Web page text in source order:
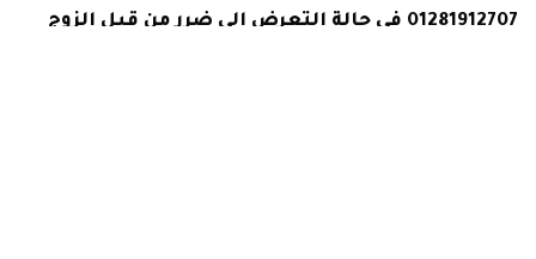
01281912707 في حالة التعرض إلى ضرر من قبل الزوج